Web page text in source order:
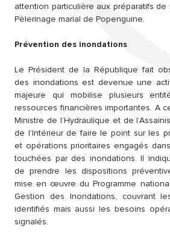
attention particulière aux préparatifs
Pèlerinage marial de Popenguine.
Prévention des inondations
Le Président de la République fait
des inondations est devenue une
majeure qui mobilise plusieurs
ressources financières importantes. A
Ministre de l’Hydraulique et de
de l’Intérieur de faire le point sur les
et opérations prioritaires engagés
touchées par des inondations. Il
de prendre les dispositions
mise en œuvre du Programme
Gestion des Inondations, couvrant
identifiés mais aussi les besoins
signalés.